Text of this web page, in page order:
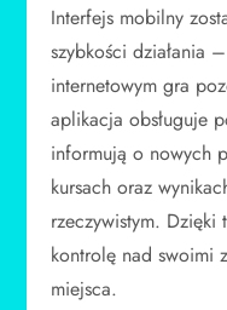
Interfejs mobilny
szybkości działania
internetowym gra
aplikacja obsługuje
informują o nowych
kursach oraz
rzeczywistym. Dzięki
kontrolę nad swoimi
miejsca.